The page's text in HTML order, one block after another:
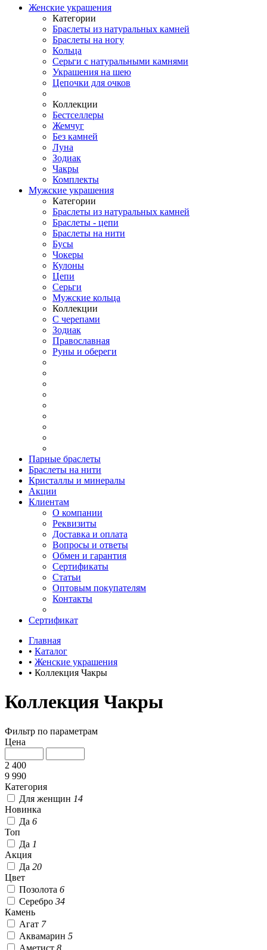
Женские украшения
Категории
Браслеты из натуральных камней
Браслеты на ногу
Кольца
Серьги с натуральными камнями
Украшения на шею
Цепочки для очков
Коллекции
Бестселлеры
Жемчуг
Без камней
Луна
Зодиак
Чакры
Комплекты
Мужские украшения
Категории
Браслеты из натуральных камней
Браслеты - цепи
Браслеты на нити
Бусы
Чокеры
Кулоны
Цепи
Серьги
Мужские кольца
Коллекции
С черепами
Зодиак
Православная
Руны и обереги
Парные браслеты
Браслеты на нити
Кристаллы и минералы
Акции
Клиентам
О компании
Реквизиты
Доставка и оплата
Вопросы и ответы
Обмен и гарантия
Сертификаты
Статьи
Оптовым покупателям
Контакты
Сертификат
Главная
• Каталог
• Женские украшения
• Коллекция Чакры
Коллекция Чакры
Фильтр по параметрам
Цена
2 400
9 990
Категория
Для женщин 14
Новинка
Да 6
Топ
Да 1
Акция
Да 20
Цвет
Позолота 6
Серебро 34
Камень
Агат 7
Аквамарин 5
Аметист 8